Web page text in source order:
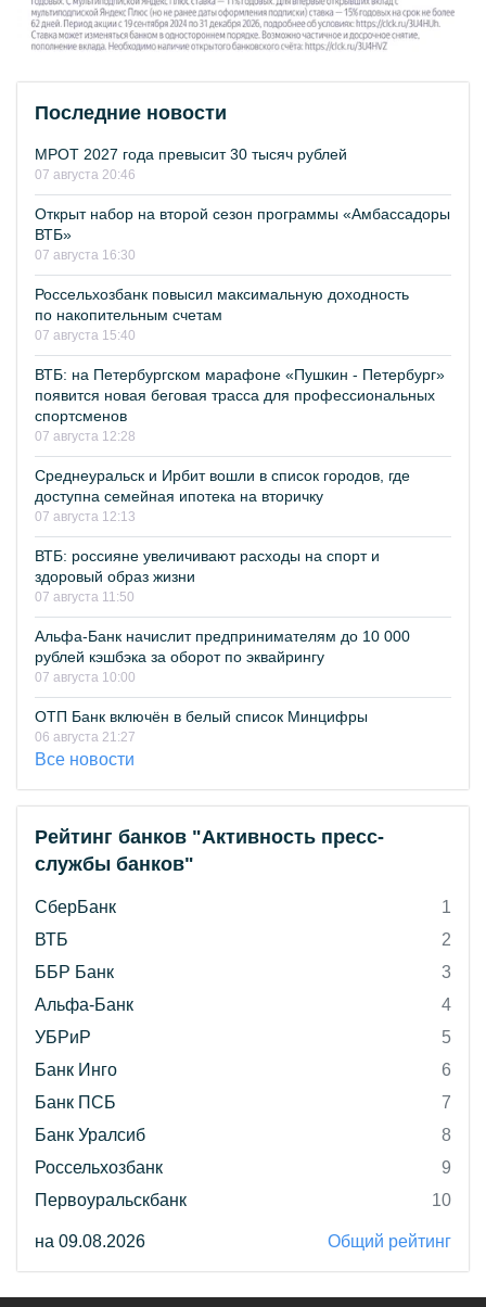
Последние новости
МРОТ 2027 года превысит 30 тысяч рублей
07 августа 20:46
Открыт набор на второй сезон программы «Амбассадоры
ВТБ»
07 августа 16:30
Россельхозбанк повысил максимальную доходность
по накопительным счетам
07 августа 15:40
ВТБ: на Петербургском марафоне «Пушкин - Петербург»
появится новая беговая трасса для профессиональных
спортсменов
07 августа 12:28
Среднеуральск и Ирбит вошли в список городов, где
доступна семейная ипотека на вторичку
07 августа 12:13
ВТБ: россияне увеличивают расходы на спорт и
здоровый образ жизни
07 августа 11:50
Альфа-Банк начислит предпринимателям до 10 000
рублей кэшбэка за оборот по эквайрингу
07 августа 10:00
ОТП Банк включён в белый список Минцифры
06 августа 21:27
Все новости
Рейтинг банков "Активность пресс-
службы банков"
СберБанк
1
ВТБ
2
ББР Банк
3
Альфа-Банк
4
УБРиР
5
Банк Инго
6
Банк ПСБ
7
Банк Уралсиб
8
Россельхозбанк
9
Первоуральскбанк
10
на 09.08.2026 Общий рейтинг